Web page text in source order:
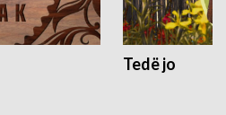
Tedë jo